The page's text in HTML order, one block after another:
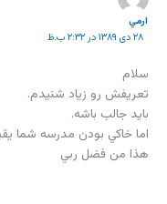
ارمي
۲۸ دی ۱۳۸۹ در ۲:۳۲ ب.ظ
سلام
تعريفش رو زياد شنيدم.
بايد جالب باشه.
اما خاكي بودن مدرسه شما
هذا من فضل ربي